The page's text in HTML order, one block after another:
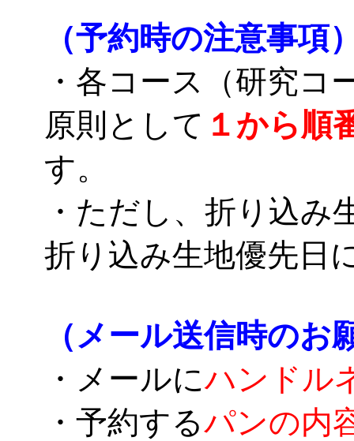
（予約時の注意事項
・各コース（研究コ
原則として １から順
す。
・ただし、折り込み
折り込み生地優先日
（メール送信時のお
・メールにハンドル
・予約するパンの内